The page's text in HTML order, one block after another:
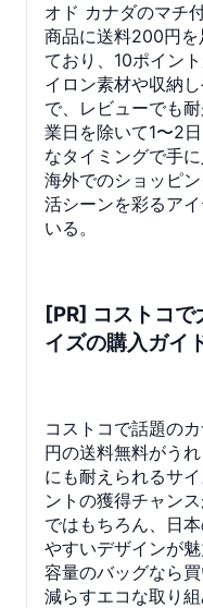
オド カナダのマチ
商品に送料200円を
ており、10ポイン
イロン素材や収納
で、レビューでも
業日を除いて1〜2
なタイミングで手
海外でのショッピ
活シーンを彩るア
いる。
[PR] コストコ
イズの購入ガイ
コストコで話題の
円の送料無料がう
にも耐えられるサ
ントの獲得チャン
ではもちろん、日
やすいデザインが
容量のバッグなら
減らすエコな取り組